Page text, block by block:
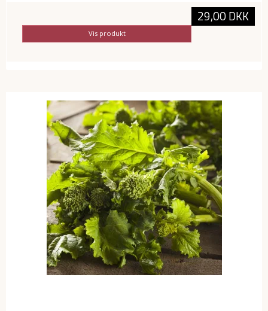
29,00 DKK
Vis produkt